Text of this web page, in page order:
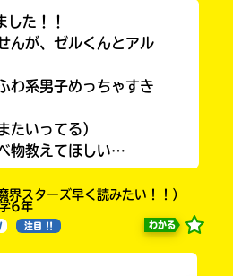
した！！
んが、ゼルくんとアル
わ系男子めっちゃすき
たいってる）
物教えてほしい…
界スターズ早く読みたい！！）
6年
注目 !! わかる